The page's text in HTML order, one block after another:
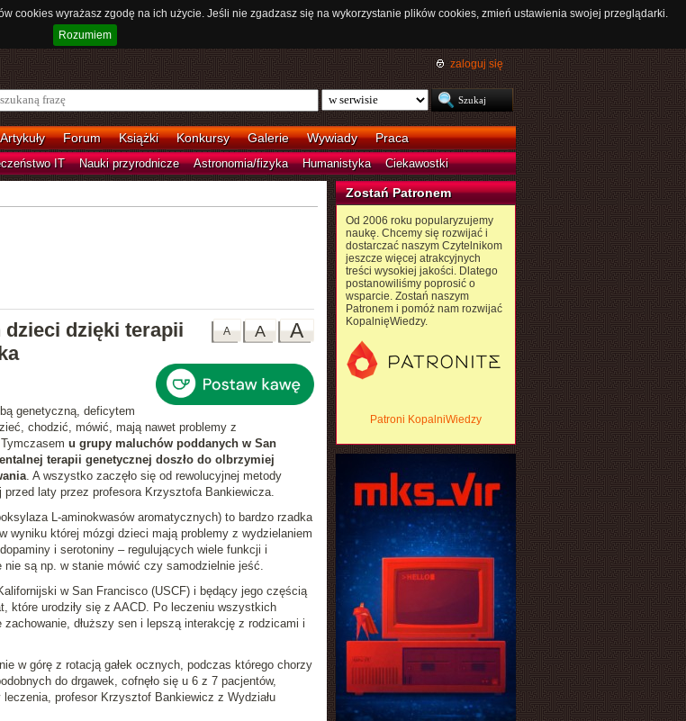
cookies wyrażasz zgodę na ich użycie. Jeśli nie zgadzasz się na wykorzystanie plików cookies, zmień ustawienia swojej przeglądarki.
Rozumiem
zaloguj się
Artykuły Forum Książki Konkursy Galerie Wywiady Praca
IT Nauki przyrodnicze Astronomia/fizyka Humanistyka Ciekawostki
A
A
A
dzięki terapii
genetyczną, deficytem
chodzić, mówić, mają nawet problemy z
u grupy maluchów poddanych w San
terapii genetycznej doszło do olbrzymiej
. A wszystko zaczęło się od rewolucyjnej metody
przed laty przez profesora Krzysztofa Bankiewicza.
L-aminokwasów aromatycznych) to bardzo rzadka
wyniku której mózgi dzieci mają problemy z wydzielaniem
i serotoniny – regulujących wiele funkcji i
nie są np. w stanie mówić czy samodzielnie jeść.
w San Francisco (USCF) i będący jego częścią
które urodziły się z AACD. Po leczeniu wszystkich
dłuższy sen i lepszą interakcję z rodzicami i
w górę z rotacją gałek ocznych, podczas którego chorzy
do drgawek, cofnęło się u 6 z 7 pacjentów,
profesor Krzysztof Bankiewicz z Wydziału
Zostań Patronem
Od 2006 roku popularyzujemy
naukę. Chcemy się rozwijać i
dostarczać naszym Czytelnikom
jeszcze więcej atrakcyjnych
treści wysokiej jakości. Dlatego
postanowiliśmy poprosić o
wsparcie. Zostań naszym
Patronem i pomóż nam rozwijać
KopalnięWiedzy.
Patroni KopalniWiedzy